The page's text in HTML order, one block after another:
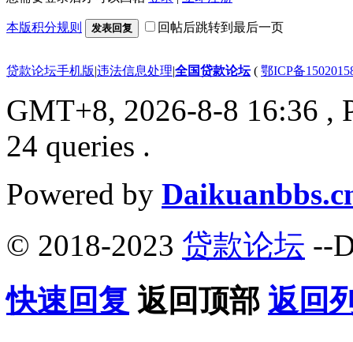
本版积分规则 发表回复 回帖后跳转到最后一页
贷款论坛手机版|违法信息处理|全国贷款论坛( 鄂ICP备
GMT+8, 2026-8-8 16:36 ,
24 queries .
Powered by
© 2018-2023 贷款论坛 --
快速回复 返回顶部 返回